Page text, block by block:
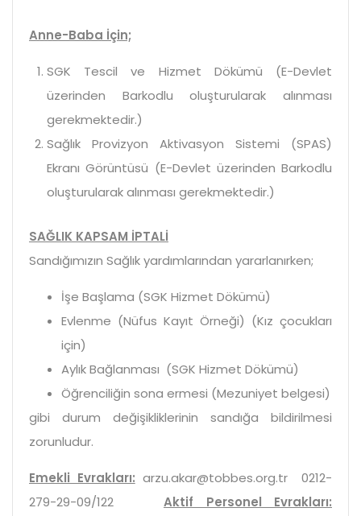
Anne-Baba İçin;
SGK Tescil ve Hizmet Dökümü (E-Devlet
üzerinden Barkodlu oluşturularak alınması
gerekmektedir.)
Sağlık Provizyon Aktivasyon Sistemi (SPAS)
Ekranı Görüntüsü (E-Devlet üzerinden Barkodlu
oluşturularak alınması gerekmektedir.)
SAĞLIK KAPSAM İPTALİ
Sandığımızın Sağlık yardımlarından yararlanırken;
İşe Başlama (SGK Hizmet Dökümü)
Evlenme (Nüfus Kayıt Örneği) (Kız çocukları
için)
Aylık Bağlanması (SGK Hizmet Dökümü)
Öğrenciliğin sona ermesi (Mezuniyet belgesi)
gibi durum değişikliklerinin sandığa bildirilmesi
zorunludur.
Emekli Evrakları: arzu.akar@tobbes.org.tr 0212-
279-29-09/122 Aktif Personel Evrakları: